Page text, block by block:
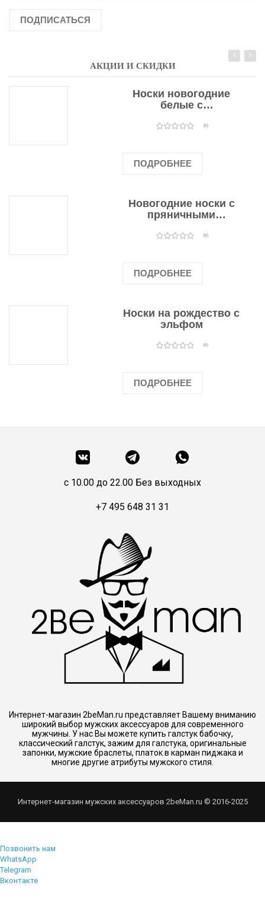
ПОДПИСАТЬСЯ
АКЦИИ И СКИДКИ
Носки новогодние
белые с
оленями(0)
ПОДРОБНЕЕ
Новогодние носки с
пряничными
(0)
ПОДРОБНЕЕ
Носки на рождество с
эльфом
(0)
ПОДРОБНЕЕ
c 10.00 до 22.00 Без выходных
+7 495 648 31 31
Интернет-магазин 2beMan.ru представляет Вашему вниманию
широкий выбор мужских аксессуаров для современного
мужчины. У нас Вы можете купить галстук бабочку,
классический галстук, зажим для галстука, оригинальные
запонки, мужские браслеты, платок в карман пиджака и
многие другие атрибуты мужского стиля.
Интернет-магазин мужских аксессуаров 2beMan.ru © 2016-2025
Позвонить нам
WhatsApp
Telegram
Вконтакте